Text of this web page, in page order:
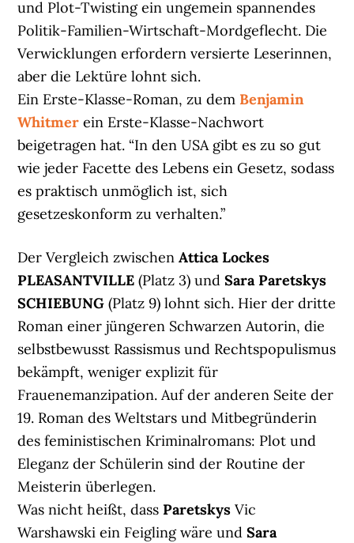
und Plot-Twisting ein ungemein spannendes
Politik-Familien-Wirtschaft-Mordgeflecht. Die
Verwicklungen erfordern versierte Leserinnen,
aber die Lektüre lohnt sich.
Ein Erste-Klasse-Roman, zu dem Benjamin
Whitmer ein Erste-Klasse-Nachwort
beigetragen hat. “In den USA gibt es zu so gut
wie jeder Facette des Lebens ein Gesetz, sodass
es praktisch unmöglich ist, sich
gesetzeskonform zu verhalten.”
Der Vergleich zwischenAttica Lockes
PLEASANTVILLE (Platz 3) undSara Paretskys
SCHIEBUNG (Platz 9) lohnt sich. Hier der dritte
Roman einer jüngeren Schwarzen Autorin, die
selbstbewusst Rassismus und Rechtspopulismus
bekämpft, weniger explizit für
Frauenemanzipation. Auf der anderen Seite der
19. Roman des Weltstars und Mitbegründerin
des feministischen Kriminalromans: Plot und
Eleganz der Schülerin sind der Routine der
Meisterin überlegen.
Was nicht heißt, dassParetskys Vic
Warshawski ein Feigling wäre undSara